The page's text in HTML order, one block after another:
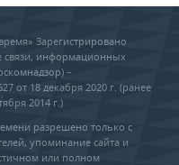
Зарегистрировано
связи, информационных
–
от 18 декабря 2020 г. (ранее
2014 г.)
разрешено только с
упоминание сайта и
или полном